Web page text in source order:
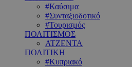
#Καύσιμα
#Συνταξιοδοτικό
#Τουρισμός
ΠΟΛΙΤΙΣΜΟΣ
ΑΤΖΕΝΤΑ
ΠΟΛΙΤΙΚΗ
#Κυπριακό